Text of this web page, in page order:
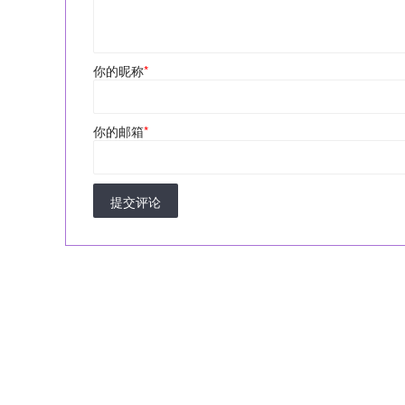
你的昵称*
你的邮箱*
提交评论